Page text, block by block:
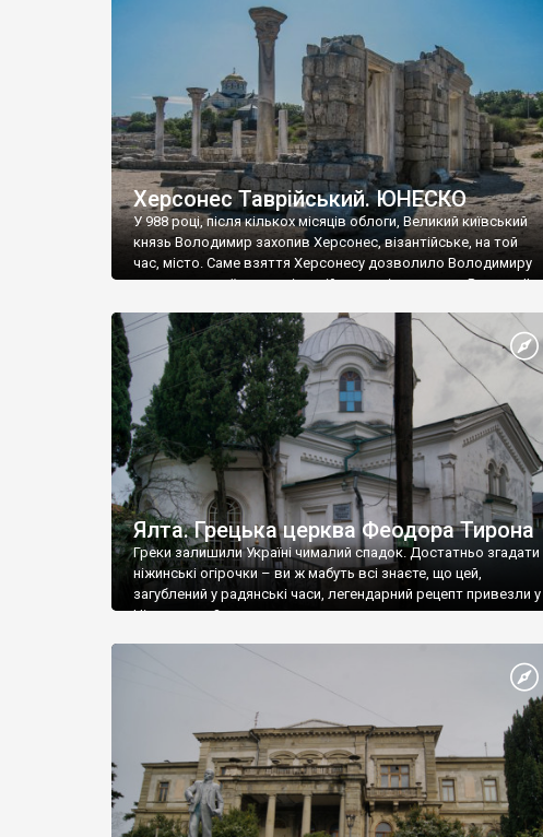
візантійської доби. Раритети викрадені з фондів об’єкту
культурної спадщини ЮНЕСКО «Херсонеса Таврійського».
Офіційно – на виставку «Золото Візантії», але експерти та
влада в Україні вважають це лише […]
Херсонес Таврійський. ЮНЕСКО
У 988 році, після кількох місяців облоги, Великий київський
князь Володимир захопив Херсонес, візантійське, на той
час, місто. Саме взяття Херсонесу дозволило Володимиру
диктувати свої умови візантійському імператору Василю ІІ,
Херсонесі Володимир-язичник, став Василем-
християнином. А потім було Хрещення Русі. На честь
Херсонесу Таврійського названо місто […]
Ялта. Грецька церква Феодора Тирона
Греки залишили Україні чималий спадок. Достатньо згадати
ніжинські огірочки – ви ж мабуть всі знаєте, що цей,
загублений у радянські часи, легендарний рецепт привезли у
Ніжин греки?